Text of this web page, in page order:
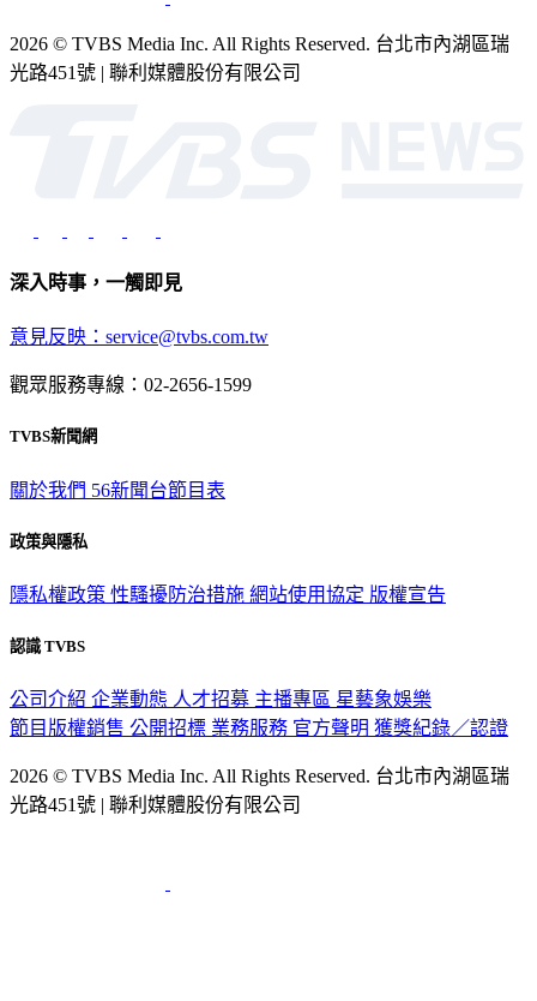
2026 © TVBS Media Inc. All Rights Reserved. 台北市內湖區瑞
光路451號 | 聯利媒體股份有限公司
深入時事，一觸即見
意見反映：service@tvbs.com.tw
觀眾服務專線：02-2656-1599
TVBS新聞網
關於我們 56新聞台節目表
政策與隱私
隱私權政策 性騷擾防治措施 網站使用協定 版權宣告
認識 TVBS
公司介紹 企業動態 人才招募 主播專區 星藝象娛樂
節目版權銷售 公開招標 業務服務 官方聲明 獲獎紀錄／認證
2026 © TVBS Media Inc. All Rights Reserved. 台北市內湖區瑞
光路451號 | 聯利媒體股份有限公司